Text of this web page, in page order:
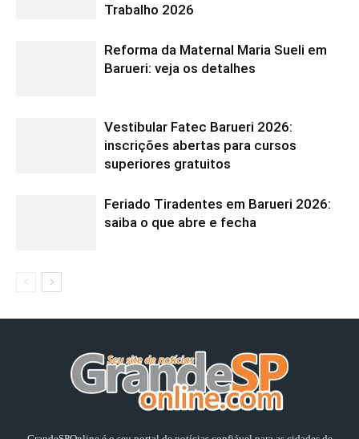
Trabalho 2026
Reforma da Maternal Maria Sueli em
Barueri: veja os detalhes
Vestibular Fatec Barueri 2026:
inscrições abertas para cursos
superiores gratuitos
Feriado Tiradentes em Barueri 2026:
saiba o que abre e fecha